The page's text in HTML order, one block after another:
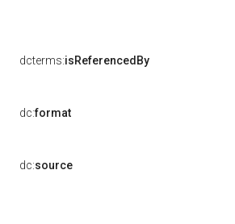
dcterms:isReferencedBy
dc:format
dc:source